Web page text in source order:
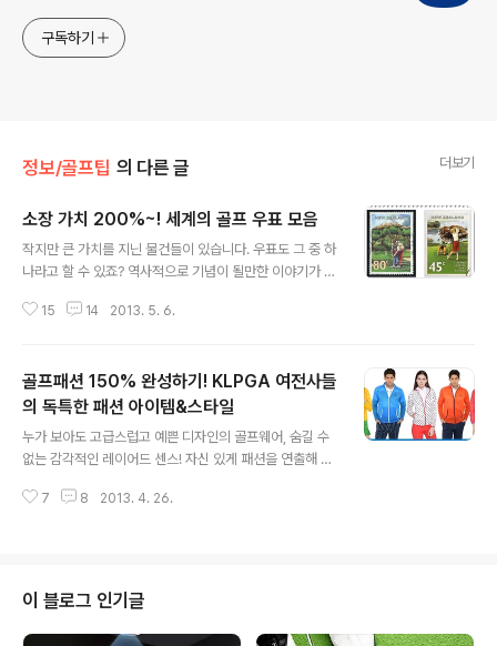
구독하기
정보/골프팁 의 다른 글 더보기
소장 가치 200%~! 세계의 골프 우표 모음
작지만 큰 가치를 지닌 물건들이 있습니다. 우표도 그 중 하
나라고 할 수 있죠? 역사적으로 기념이 될만한 이야기가 담
이에요. 또한 각종 마니아들의 마음을 혹하게 만드는 우표
효과를 누릴 수 있습니다. ㅎㅎ 얼마 전 조니양은 우표 수집
을 취미로 하는 지인으로부터 골프 우표 몇 가지를 선물 받
았어요. 받은 우표들을 정리하면서 어떤 이야기가 담겨 있
나 알아보는 시간은 생각 이상으로 즐거웠답니다. 골팬 여
식으로 표현된 평화로운 골프 풍경이 무척 인상적이죠? 뉴
15 14 2013. 5. 6.
골프패션 150% 완성하기! KLPGA 여전사들
의 독특한 패션 아이템&스타일
누가 보아도 고급스럽고 예쁜 디자인의 골프웨어, 숨길 수
없는 감각적인 레이어드 센스! 자신 있게 패션을 연출해 보
나요? 그렇다면 혹시 골팬님의 패션에 '조화'는 있지만 '개
KLPGA 여전사들의 독특한 패션 아이템 & 스타일이 있습
니다! ▶▶ 캉캉 스커트로 발랄한 분위기 UP 첫 번째 소개
드릴 패션 아이템은 김하늘 선수의 캉캉 스커트! 김하늘 선
7 8 2013. 4. 26.
이 블로그 인기글